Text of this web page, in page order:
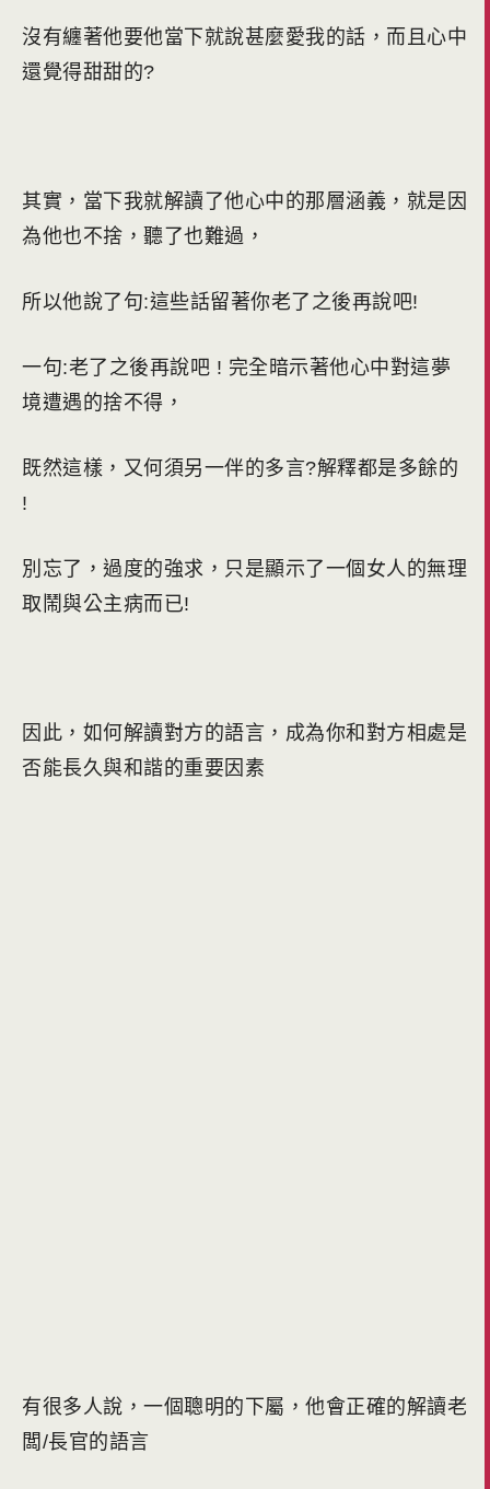
沒有纏著他要他當下就說甚麼愛我的話，而且心中
還覺得甜甜的?
其實，當下我就解讀了他心中的那層涵義，就是因
為他也不捨，聽了也難過，
所以他說了句:這些話留著你老了之後再說吧!
一句:老了之後再說吧 ! 完全暗示著他心中對這夢
境遭遇的捨不得，
既然這樣，又何須另一伴的多言?解釋都是多餘的
!
別忘了，過度的強求，只是顯示了一個女人的無理
取鬧與公主病而已!
因此，如何解讀對方的語言，成為你和對方相處是
否能長久與和諧的重要因素
有很多人說，一個聰明的下屬，他會正確的解讀老
闆/長官的語言